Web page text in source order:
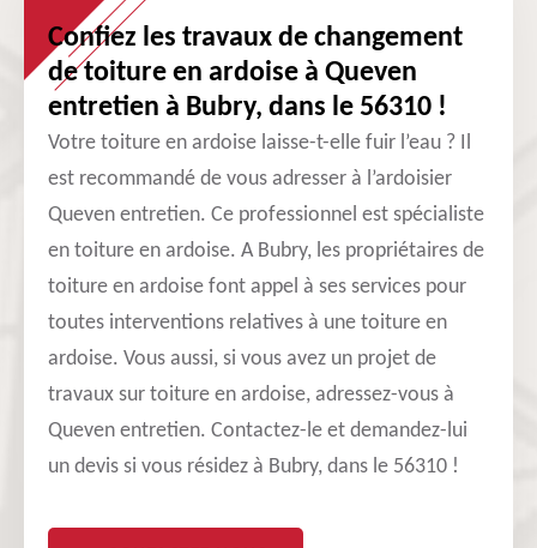
Confiez les travaux de changement
de toiture en ardoise à Queven
entretien à Bubry, dans le 56310 !
Votre toiture en ardoise laisse-t-elle fuir l’eau ? Il
est recommandé de vous adresser à l’ardoisier
Queven entretien. Ce professionnel est spécialiste
en toiture en ardoise. A Bubry, les propriétaires de
toiture en ardoise font appel à ses services pour
toutes interventions relatives à une toiture en
ardoise. Vous aussi, si vous avez un projet de
travaux sur toiture en ardoise, adressez-vous à
Queven entretien. Contactez-le et demandez-lui
un devis si vous résidez à Bubry, dans le 56310 !